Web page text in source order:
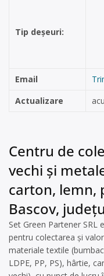
Tip deșeuri:
Email
Actualizare
Centru de
vechi și
carton, lemn,
Bascov,
Set Green Partener
pentru colectarea și
materiale textile
LDPE, PP, PS), hârtie,